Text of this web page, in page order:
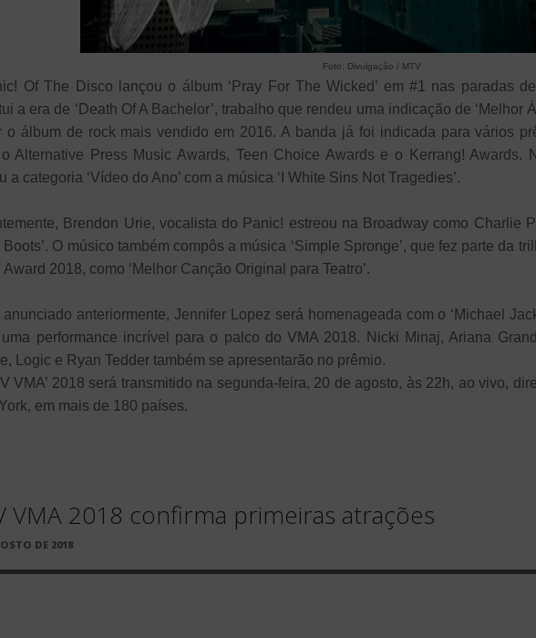
Foto: Divulgação / MTV
Of The Disco lançou o álbum ‘Pray For The Wicked’ em #1 nas paradas
a era de ‘Death Of A Bachelor’, trabalho que rendeu uma indicação de ‘Melhor
o álbum de rock mais vendido em 2016. A banda já foi indicada para vários
Alternative Press Music Awards, Teen Choice Awards e o Kerrang! Awards.
a categoria ‘Vídeo do Ano’ com a música ‘I White Sins Not Tragedies’.
Brendon Urie, vocalista do Panic! estreou na Broadway como Charlie
Boots’. O músico também compôs a música ‘Simple Spronge’, que fez parte da
2018, como ‘Melhor Canção Original para Teatro’.
anunciado anteriormente, Jennifer Lopez será homenageada com o ‘Michael
performance incrível para o palco do VMA 2018. Nicki Minaj, Ariana
Logic e Ryan Tedder também se apresentarão no prêmio.
VMA’ 2018 será transmitido na segunda-feira, 20 de agosto, às 22h, ao vivo,
em mais de 180 países.
VMA 2018 confirma primeiras atrações
DE 2018